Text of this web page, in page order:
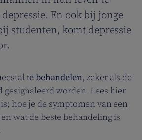
En ook bij jonge
studenten, komt depressie
te behandelen, zeker als de
gesignaleerd worden. Lees hier
hoe je de symptomen van een
wat de beste behandeling is